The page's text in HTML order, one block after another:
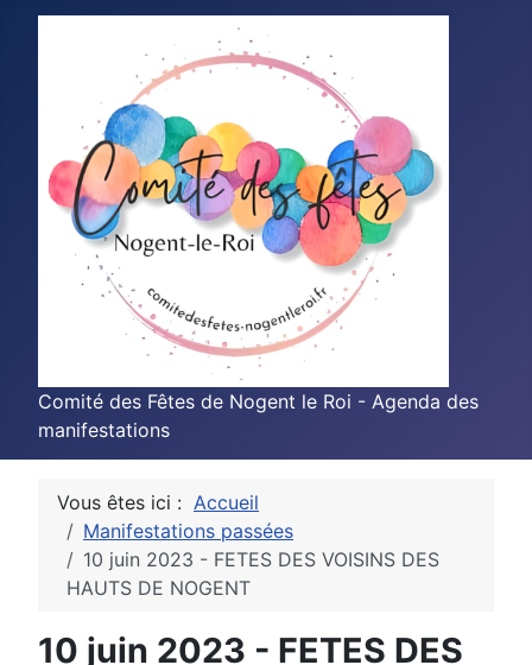
Comité des Fêtes de Nogent le Roi - Agenda des
manifestations
Vous êtes ici : Accueil
Manifestations passées
10 juin 2023 - FETES DES VOISINS DES
HAUTS DE NOGENT
10 juin 2023 - FETES DES